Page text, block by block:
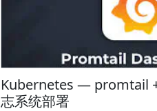
的定时任务，随时调整自动化
同步：正如你看到的这篇文章
构，直接撰写、编辑并同步内
OpenClaw OpenClaw 的安装
命令行和自动化的小伙伴。 第
npm 或 bun： 1npm install -g
Kubernetes — promtail
志系统部署